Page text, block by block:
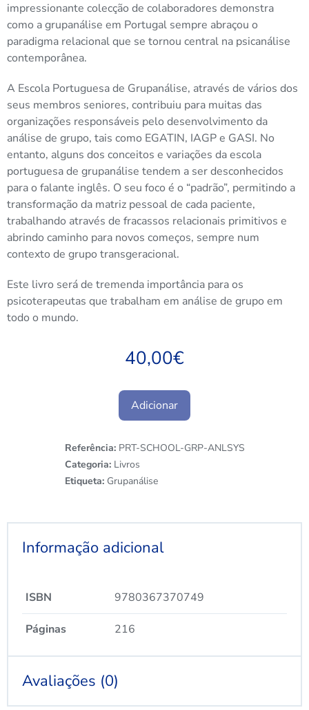
impressionante colecção de colaboradores demonstra
como a grupanálise em Portugal sempre abraçou o
paradigma relacional que se tornou central na psicanálise
contemporânea.
A Escola Portuguesa de Grupanálise, através de vários dos
seus membros seniores, contribuiu para muitas das
organizações responsáveis pelo desenvolvimento da
análise de grupo, tais como EGATIN, IAGP e GASI. No
entanto, alguns dos conceitos e variações da escola
portuguesa de grupanálise tendem a ser desconhecidos
para o falante inglês. O seu foco é o “padrão”, permitindo a
transformação da matriz pessoal de cada paciente,
trabalhando através de fracassos relacionais primitivos e
abrindo caminho para novos começos, sempre num
contexto de grupo transgeracional.
Este livro será de tremenda importância para os
psicoterapeutas que trabalham em análise de grupo em
todo o mundo.
40,00€
Adicionar
Referência: PRT-SCHOOL-GRP-ANLSYS
Categoria: Livros
Etiqueta: Grupanálise
Informação adicional
ISBN 9780367370749
Páginas 216
Avaliações (0)